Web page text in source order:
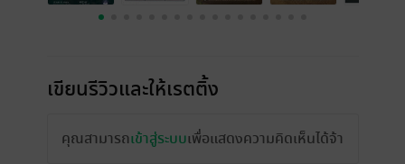
เขียนรีวิวและให้เรตติ้ง
คุณสามารถเข้าสู่ระบบเพื่อแสดงความคิดเห็นได้จ้า